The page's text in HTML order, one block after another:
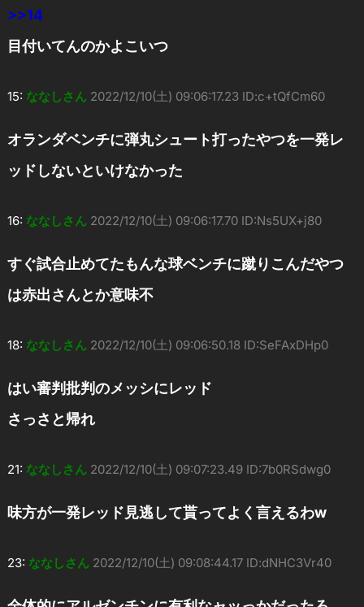
>>14
目付いてんのかよこいつ
15: ななしさん 2022/12/10(土) 09:06:17.23 ID:c+tQfCm60
オランダベンチに弾丸シュート打ったやつを一発レ
ッドしないといけなかった
16: ななしさん 2022/12/10(土) 09:06:17.70 ID:Ns5UX+j80
すぐ試合止めてたもんな球ベンチに蹴りこんだやつ
は赤出さんとか意味不
18: ななしさん 2022/12/10(土) 09:06:50.18 ID:SeFAxDHp0
はい審判批判のメッシにレッド
さっさと帰れ
21: ななしさん 2022/12/10(土) 09:07:23.49 ID:7b0RSdwg0
味方が一発レッド見逃して貰ってよく言えるわw
23: ななしさん 2022/12/10(土) 09:08:44.17 ID:dNHC3Vr40